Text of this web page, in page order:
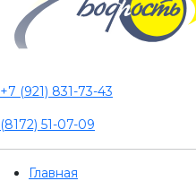
+7 (921) 831-73-43
(8172) 51-07-09
Главная